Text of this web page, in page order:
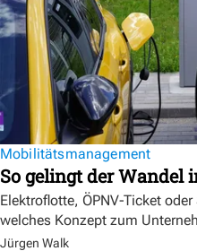
Mobilitätsmanagement
So gelingt der Wandel
Elektroflotte, ÖPNV-Ticket
welches Konzept zum
Jürgen Walk